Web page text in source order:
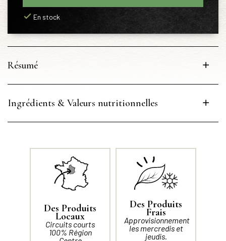
En stock
Résumé
Ingrédients & Valeurs nutritionnelles
Des Produits
Locaux
Circuits courts
100% Région
Des Produits
Frais
Approvisionnement
les mercredis et
jeudis.